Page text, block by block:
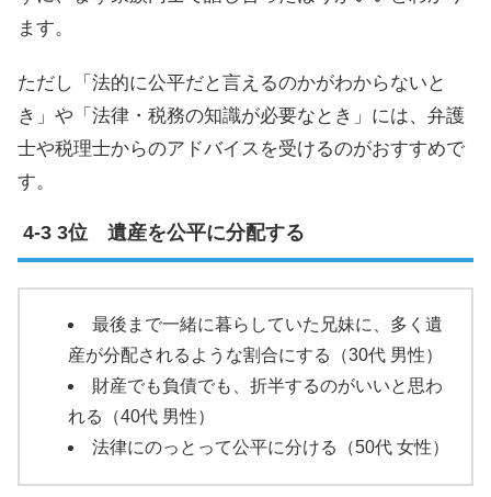
ます。
ただし「法的に公平だと言えるのかがわからないと
き」や「法律・税務の知識が必要なとき」には、弁護
士や税理士からのアドバイスを受けるのがおすすめで
す。
3位 遺産を公平に分配する
最後まで一緒に暮らしていた兄妹に、多く遺
産が分配されるような割合にする（30代 男性）
財産でも負債でも、折半するのがいいと思わ
れる（40代 男性）
法律にのっとって公平に分ける（50代 女性）